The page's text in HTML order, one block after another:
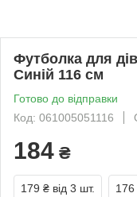
Футболка для
Синій 116 см
Готово до відправки
Код: 061005051116
184 ₴
179 ₴ від 3 шт. 176